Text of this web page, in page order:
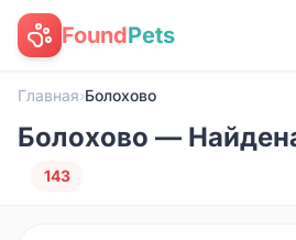
FoundPets
Главная›Болохово
Болохово —
143